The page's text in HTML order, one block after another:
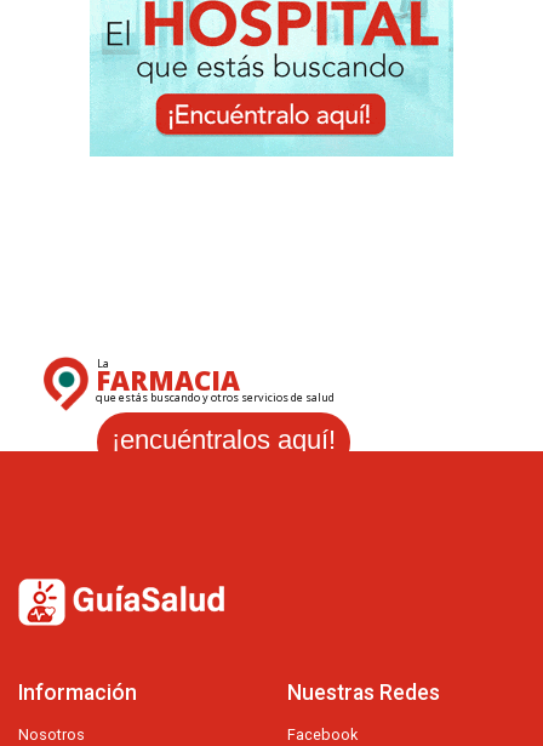
¡encuéntralos aquí!
La
FARMACIA
que estás buscando y otros servicios de salud
Información
Nosotros
Nuestras Redes
Facebook